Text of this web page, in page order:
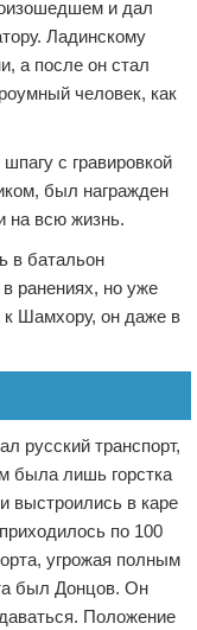
и дал
Ладинскому
а после он стал
человек, как
с гравировкой
был награжден
на всю жизнь.
в батальон
ранениях, но уже
к Шамхору, он даже в
русский транспорт,
была лишь горстка
выстроились в каре
по 100
угрожая полным
был Донцов. Он
Положение